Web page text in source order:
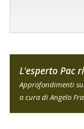
L'esperto Pac
Approfondimenti
a cura di Angelo